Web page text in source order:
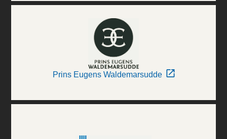
Prins Eugens Waldemarsudde